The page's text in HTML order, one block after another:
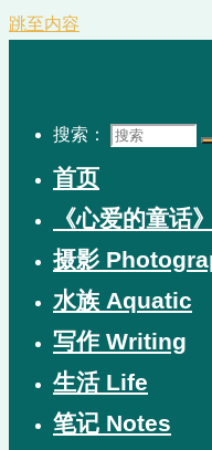
跳至内容
搜索：
首页
《心爱的童话
摄影
水族 Aquatic
写作 Writing
生活 Life
笔记 Notes